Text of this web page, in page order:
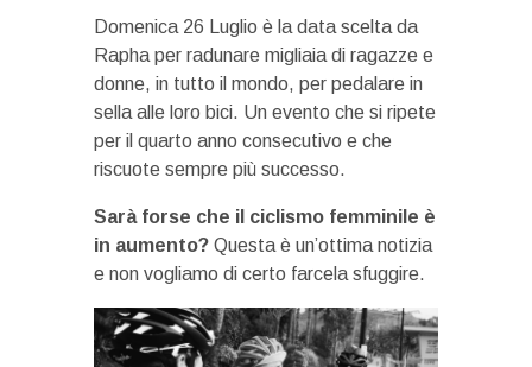
Domenica 26 Luglio è la data scelta da
Rapha per radunare migliaia di ragazze e
donne, in tutto il mondo, per pedalare in
sella alle loro bici. Un evento che si ripete
per il quarto anno consecutivo e che
riscuote sempre più successo.
Sarà forse che il ciclismo femminile è
in aumento? Questa è un’ottima notizia
e non vogliamo di certo farcela sfuggire.